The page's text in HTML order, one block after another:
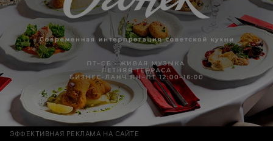
ЭФФЕКТИВНАЯ РЕКЛАМА НА САЙТЕ